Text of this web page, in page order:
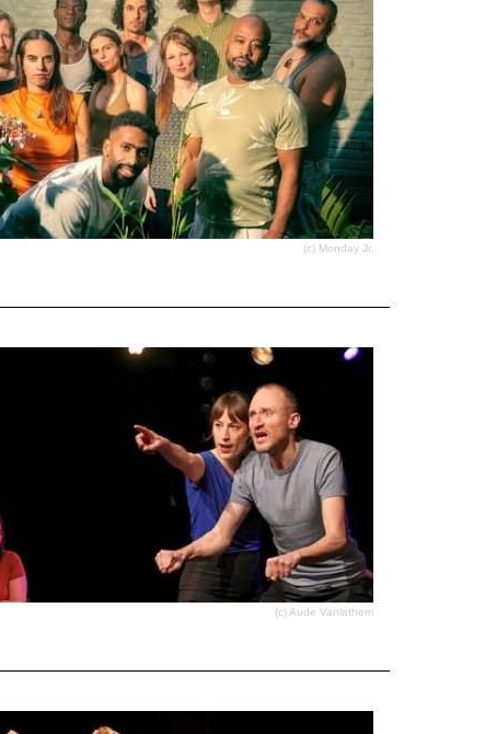
(c) Monday Jr.
(c) Aude Vanlathem